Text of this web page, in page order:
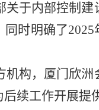
于内部控制建
时明确了
构，厦门欣
续工作开展提